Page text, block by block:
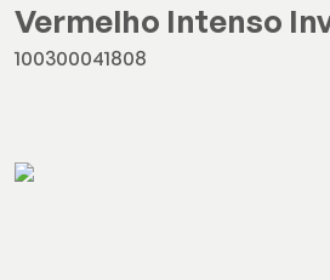
Vermelho Intenso
100300041808